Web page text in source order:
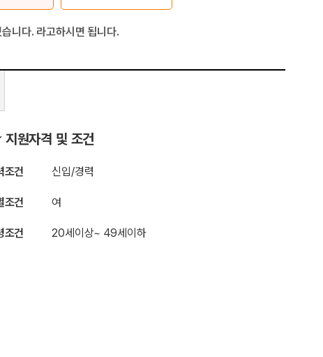
니다. 라고하시면 됩니다.
지원자격 및 조건
조건 신입/경력
조건 여
조건 20세이상~ 49세이하